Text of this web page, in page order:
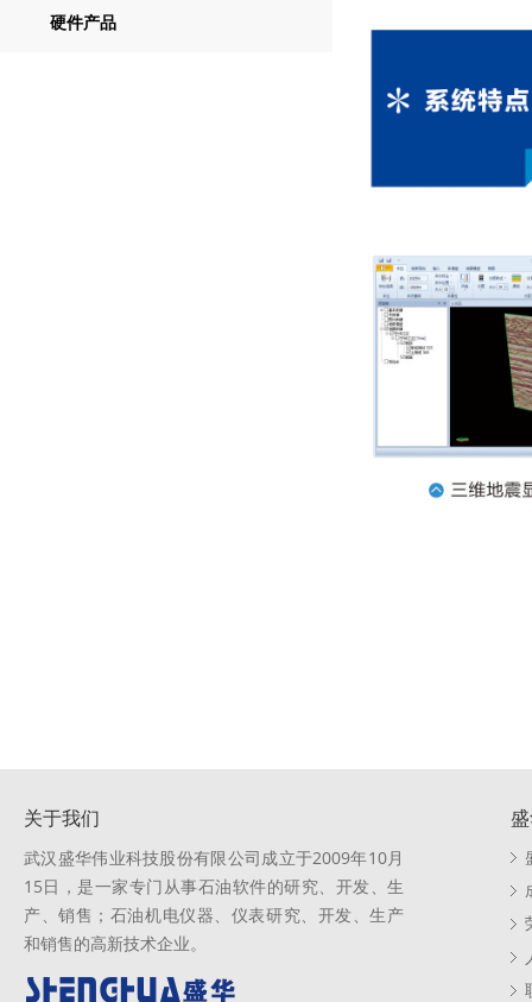
硬件产品
关于我们
武汉盛华伟业科技股份有限公司成立于2009年10月
15日，是一家专门从事石油软件的研究、开发、生
产、销售；石油机电仪器、仪表研究、开发、生产
和销售的高新技术企业。